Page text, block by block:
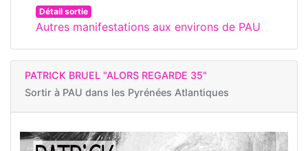
Détail sortie
Autres manifestations aux environs de PAU
PATRICK BRUEL "ALORS REGARDE 35"
Sortir à PAU dans les Pyrénées Atlantiques